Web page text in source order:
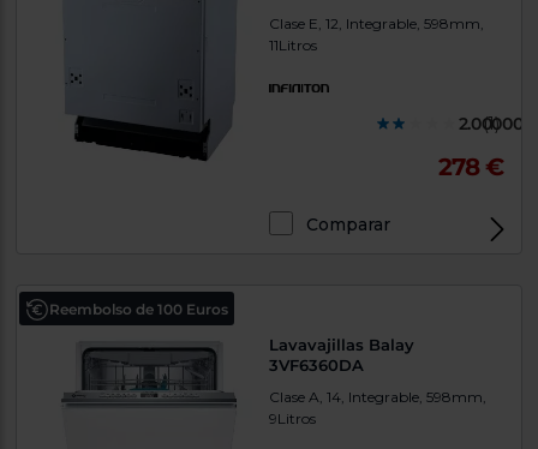
Clase E, 12, Integrable, 598mm,
11Litros
(1)
278 €
Comparar
Reembolso de 100 Euros
Lavavajillas Balay
3VF6360DA
Clase A, 14, Integrable, 598mm,
9Litros